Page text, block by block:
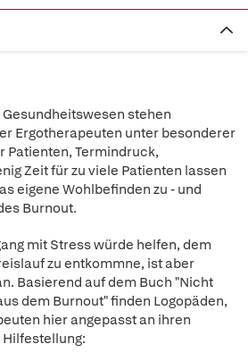
stehen
Ergotherapeuten unter besonderer
Patienten, Termindruck,
Zeit für zu viele Patienten lassen
eigene Wohlbefinden zu - und
Burnout.
mit Stress würde helfen, dem
zu entkommne, ist aber
Basierend auf dem Buch "Nicht
dem Burnout" finden Logopäden,
hier angepasst an ihren